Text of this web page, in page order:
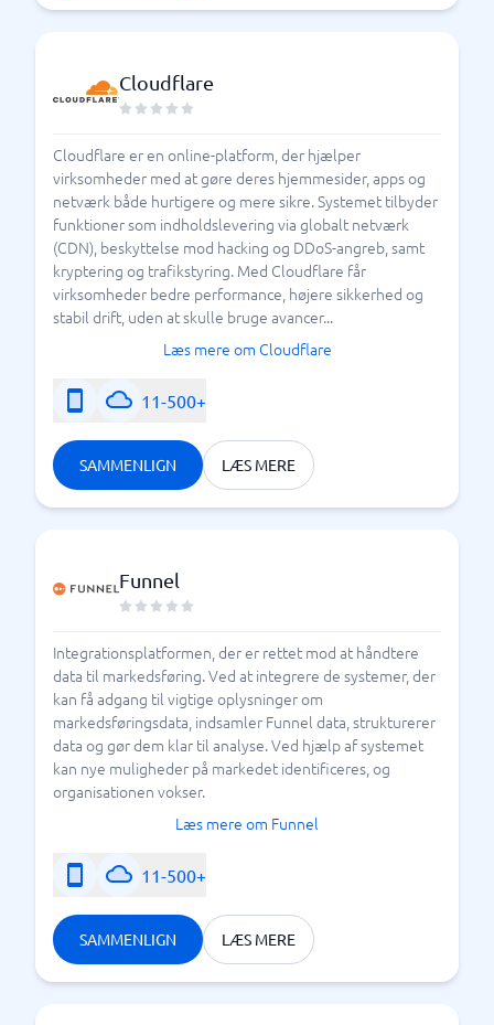
Cloudflare
Cloudflare er en online-platform, der hjælper
virksomheder med at gøre deres hjemmesider, apps og
netværk både hurtigere og mere sikre. Systemet tilbyder
funktioner som indholdslevering via globalt netværk
(CDN), beskyttelse mod hacking og DDoS-angreb, samt
kryptering og trafikstyring. Med Cloudflare får
virksomheder bedre performance, højere sikkerhed og
stabil drift, uden at skulle bruge avancer...
Læs mere om Cloudflare
11-500+
SAMMENLIGN LÆS MERE
Funnel
Integrationsplatformen, der er rettet mod at håndtere
data til markedsføring. Ved at integrere de systemer, der
kan få adgang til vigtige oplysninger om
markedsføringsdata, indsamler Funnel data, strukturerer
data og gør dem klar til analyse. Ved hjælp af systemet
kan nye muligheder på markedet identificeres, og
organisationen vokser.
Læs mere om Funnel
11-500+
SAMMENLIGN LÆS MERE